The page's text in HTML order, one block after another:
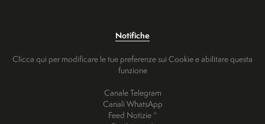
Notifiche
Clicca qui per modificare le tue preferenze sui Cookie e abilitare questa
funzione
Canale Telegram
Canali WhatsApp
Feed Notizie *